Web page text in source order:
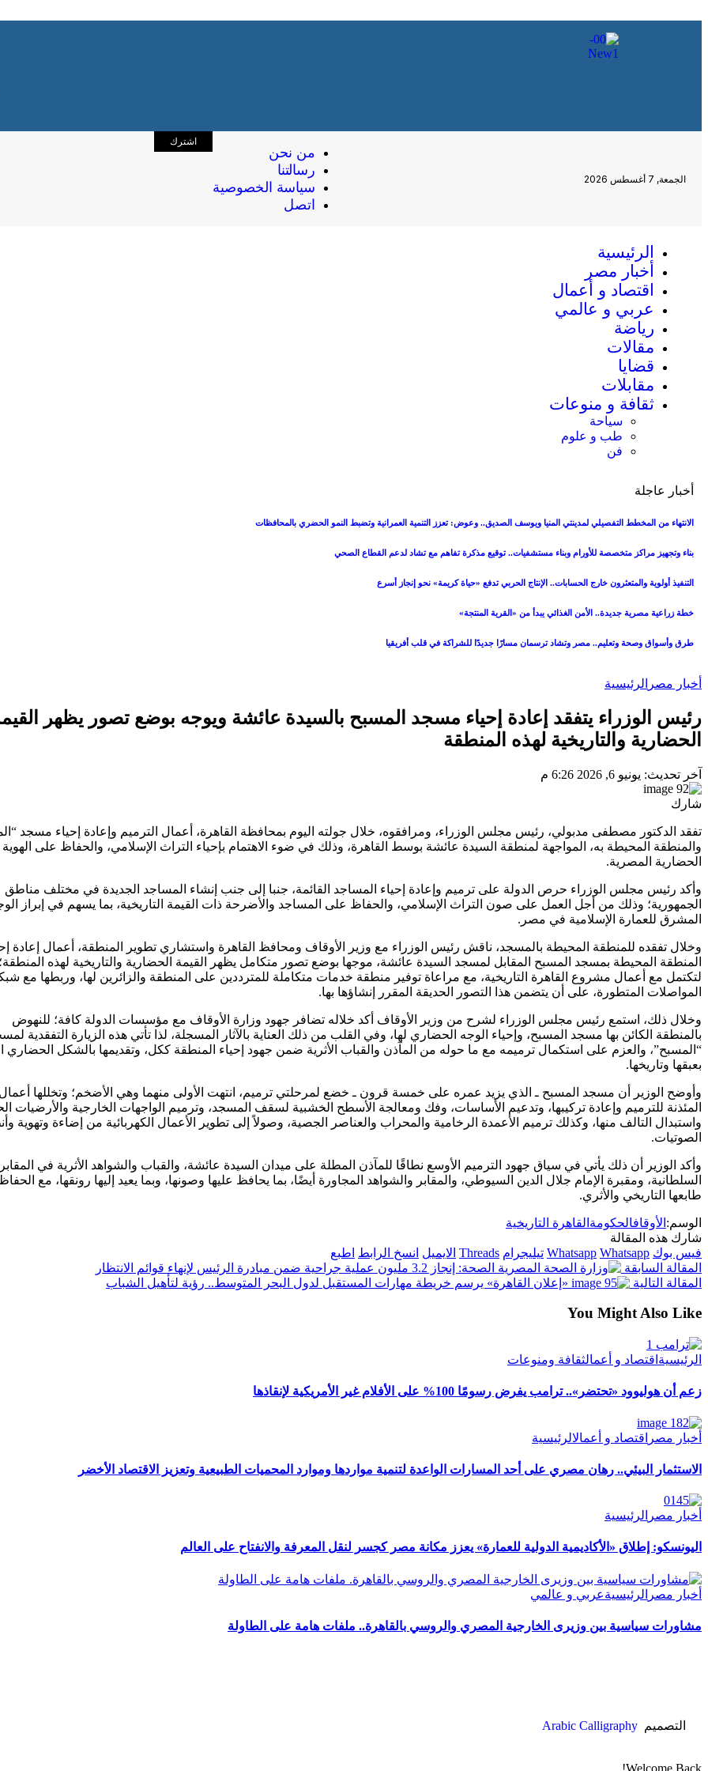
الجمعة, 7 أغسطس 2026
من نحن
رسالتنا
سياسة الخصوصية
اتصل
اشترك
الرئيسية
أخبار مصر
اقتصاد و أعمال
عربي و عالمي
رياضة
مقالات
قضايا
مقابلات
ثقافة و منوعات
سياحة
طب و علوم
فن
أخبار عاجلة
الانتهاء من المخطط التفصيلي لمدينتي المنيا ويوسف الصديق.. وعوض: تعزز التنمية العمرانية وتضبط النمو الحضري بالمحافظات
بناء وتجهيز مراكز متخصصة للأورام وبناء مستشفيات.. توقيع مذكرة تفاهم مع تشاد لدعم القطاع الصحي
التنفيذ أولوية والمتعثرون خارج الحسابات.. الإنتاج الحربي تدفع «حياة كريمة» نحو إنجاز أسرع
خطة زراعية مصرية جديدة.. الأمن الغذائي يبدأ من «القرية المنتجة»
طرق وأسواق وصحة وتعليم.. مصر وتشاد ترسمان مسارًا جديدًا للشراكة في قلب أفريقيا
أخبار مصر الرئيسية
رئيس الوزراء يتفقد إعادة إحياء مسجد المسبح بالسيدة عائشة ويوجه بوضع تصور يظهر
الحضارية والتاريخية لهذه المنطقة
آخر تحديث: يونيو 6, 2026 6:26 م
شارك
تفقد الدكتور مصطفى مدبولي، رئيس مجلس الوزراء، ومرافقوه، خلال جولته اليوم بمحافظة القاهرة، أعمال الترميم وإعادة إحياء مسجد
والمنطقة المحيطة به، المواجهة لمنطقة السيدة عائشة بوسط القاهرة، وذلك في ضوء الاهتمام بإحياء التراث الإسلامي، والحفاظ على الهوية
الحضارية المصرية.
وأكد رئيس مجلس الوزراء حرص الدولة على ترميم وإعادة إحياء المساجد القائمة، جنبا إلى جنب إنشاء المساجد الجديدة في مختلف مناطق
الجمهورية؛ وذلك من أجل العمل على صون التراث الإسلامي، والحفاظ على المساجد والأضرحة ذات القيمة التاريخية، بما يسهم في إبراز
المشرق للعمارة الإسلامية في مصر.
وخلال تفقده للمنطقة المحيطة بالمسجد، ناقش رئيس الوزراء مع وزير الأوقاف ومحافظ القاهرة واستشاري تطوير المنطقة، أعمال إعادة
المنطقة المحيطة بمسجد المسبح المقابل لمسجد السيدة عائشة، موجها بوضع تصور متكامل يظهر القيمة الحضارية والتاريخية لهذه المنطقة؛
لتكتمل مع أعمال مشروع القاهرة التاريخية، مع مراعاة توفير منطقة خدمات متكاملة للمترددين على المنطقة والزائرين لها، وربطها مع
المواصلات المتطورة، على أن يتضمن هذا التصور الحديقة المقرر إنشاؤها بها.
وخلال ذلك، استمع رئيس مجلس الوزراء لشرح من وزير الأوقاف أكد خلاله تضافر جهود وزارة الأوقاف مع مؤسسات الدولة كافة؛ للنهوض
بالمنطقة الكائن بها مسجد المسبح، وإحياء الوجه الحضاري لها، وفي القلب من ذلك العناية بالآثار المسجلة، لذا تأتي هذه الزيارة التفقدية
“المسبح”، والعزم على استكمال ترميمه مع ما حوله من المآذن والقباب الأثرية ضمن جهود إحياء المنطقة ككل، وتقديمها بالشكل الحضاري
بعبقها وتاريخها.
وأوضح الوزير أن مسجد المسبح ـ الذي يزيد عمره على خمسة قرون ـ خضع لمرحلتي ترميم، انتهت الأولى منهما وهي الأضخم؛ وتخللها
المئذنة للترميم وإعادة تركيبها، وتدعيم الأساسات، وفك ومعالجة الأسطح الخشبية لسقف المسجد، وترميم الواجهات الخارجية والأرضيات
واستبدال التالف منها، وكذلك ترميم الأعمدة الرخامية والمحراب والعناصر الجصية، وصولاً إلى تطوير الأعمال الكهربائية من إضاءة وتهوية
الصوتيات.
وأكد الوزير أن ذلك يأتي في سياق جهود الترميم الأوسع نطاقًا للمآذن المطلة على ميدان السيدة عائشة، والقباب والشواهد الأثرية في المقابر
السلطانية، ومقبرة الإمام جلال الدين السيوطي، والمقابر والشواهد المجاورة أيضًا، بما يحافظ عليها وصونها، وبما يعيد إليها رونقها، مع
طابعها التاريخي والأثري.
الوسم: الأوقافالحكومة القاهرة التاريخية
شارك هذه المقالة
فيس بوك
Whatsapp Whatsapp تيليجرام Threads الايميل انسخ الرابط اطبع
المقالة السابقة
الصحة: إنجاز 3.2 مليون عملية جراحية ضمن مبادرة الرئيس لإنهاء قوائم الانتظار
المقالة التالية
«إعلان القاهرة» يرسم خريطة مهارات المستقبل لدول البحر المتوسط.. رؤية لتأهيل الشباب
You Might Also Like
الرئيسية اقتصاد و أعمالثقافة ومنوعات
زعم أن هوليوود «تحتضر».. ترامب يفرض رسومًا 100% على الأفلام غير الأمريكية لإنقاذها
أخبار مصر اقتصاد و أعمالالرئيسية
الاستثمار البيئي.. رهان مصري على أحد المسارات الواعدة لتنمية مواردها وموارد المحميات الطبيعية وتعزيز الاقتصاد الأخضر
أخبار مصر الرئيسية
اليونسكو: إطلاق «الأكاديمية الدولية للعمارة» يعزز مكانة مصر كجسر لنقل المعرفة والانفتاح على العالم
أخبار مصر الرئيسيةعربي و عالمي
مشاورات سياسية بين وزيرى الخارجية المصري والروسي بالقاهرة.. ملفات هامة على الطاولة
التصميم Arabic Calligraphy